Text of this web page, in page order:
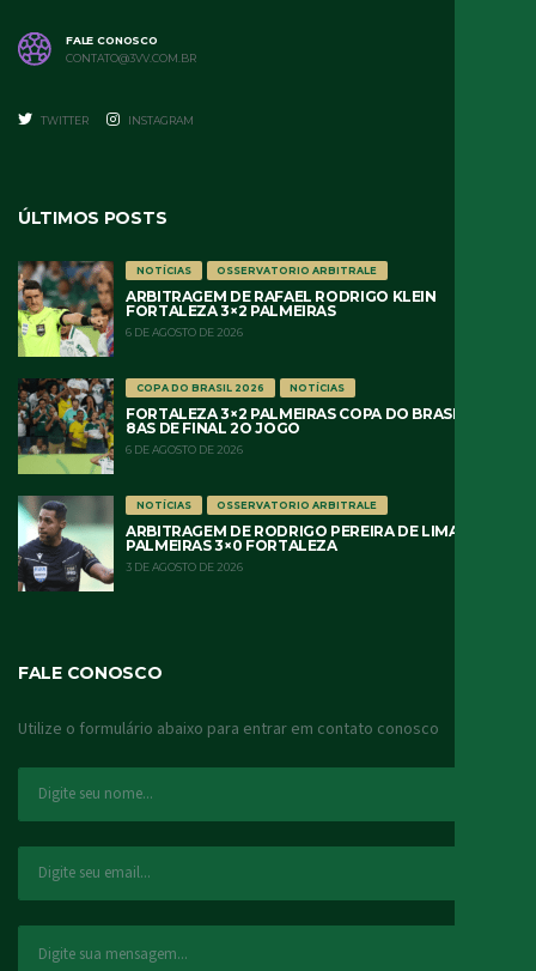
FALE CONOSCO
CONTATO@3VV.COM.BR
TWITTER INSTAGRAM
ÚLTIMOS POSTS
NOTÍCIAS OSSERVATORIO ARBITRALE
ARBITRAGEM DE RAFAEL RODRIGO KLEIN
FORTALEZA 3×2 PALMEIRAS
6 DE AGOSTO DE 2026
COPA DO BRASIL 2026 NOTÍCIAS
FORTALEZA 3×2 PALMEIRAS COPA DO BRASIL 2026
8AS DE FINAL 2O JOGO
6 DE AGOSTO DE 2026
NOTÍCIAS OSSERVATORIO ARBITRALE
ARBITRAGEM DE RODRIGO PEREIRA DE LIMA
PALMEIRAS 3×0 FORTALEZA
3 DE AGOSTO DE 2026
FALE CONOSCO
Utilize o formulário abaixo para entrar em contato conosco